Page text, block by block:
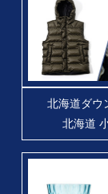
北海道ダウ
北海道